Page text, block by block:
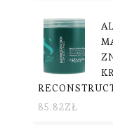
85.82ZŁ